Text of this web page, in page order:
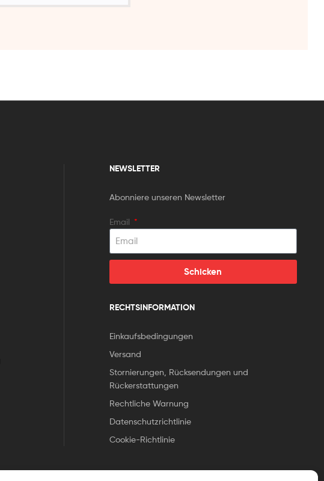
NEWSLETTER
Abonniere unseren Newsletter
Email
Schicken
RECHTSINFORMATION
Einkaufsbedingungen
Versand
Stornierungen, Rücksendungen und
Rückerstattungen
Rechtliche Warnung
Datenschutzrichtlinie
Cookie-Richtlinie